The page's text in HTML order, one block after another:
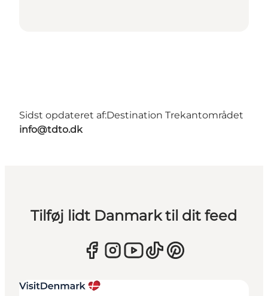
Sidst opdateret af:Destination Trekantområdet
info@tdto.dk
Tilføj lidt Danmark til dit feed